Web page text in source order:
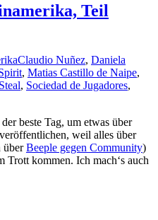
Teil
Claudio Nuñez, Daniela
, Matias Castillo de Naipe,
, Sociedad de Jugadores,
beste Tag, um etwas über
weil alles über
überBeeple gegen Community)
kommen. Ich mach‘s auch